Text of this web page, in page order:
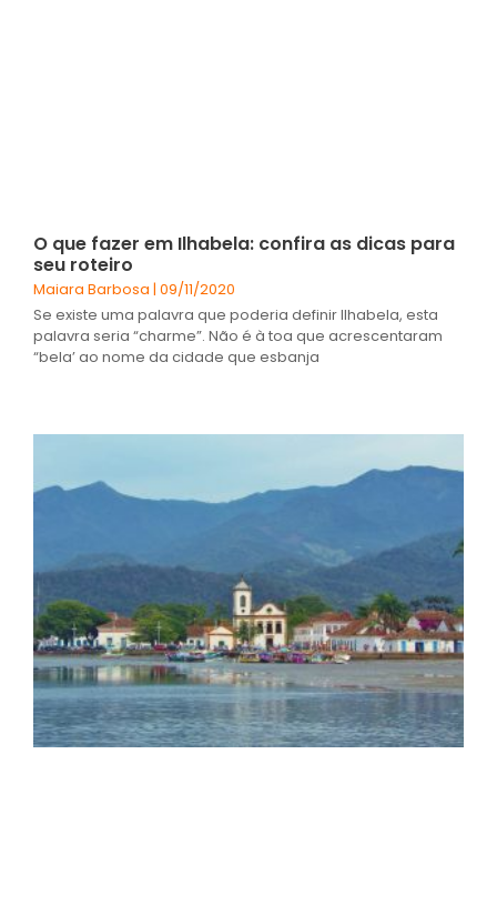
O que fazer em Ilhabela: confira as dicas para
seu roteiro
Maiara Barbosa 09/11/2020
Se existe uma palavra que poderia definir Ilhabela, esta
palavra seria “charme”. Não é à toa que acrescentaram
“bela’ ao nome da cidade que esbanja